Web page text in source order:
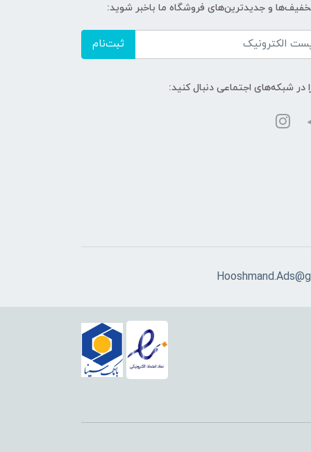
و جدیدترین‌های فروشگاه ما باخبر شوید:
ثبت‌نام
در شبکه‌های اجتماعی دنبال کنید: